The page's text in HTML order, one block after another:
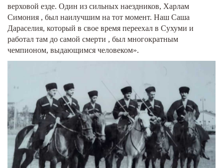
верховой езде. Один из сильных наездников, Харлам
Симония , был наилучшим на тот момент. Наш Саша
Дараселия, который в свое время переехал в Сухуми и
работал там до самой смерти , был многократным
чемпионом, выдающимся человеком».